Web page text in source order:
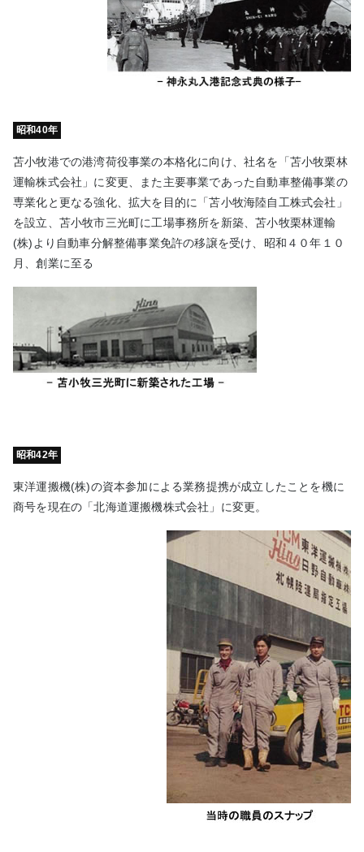
昭和40年
苫小牧港での港湾荷役事業の本格化に向け、社名を「苫小牧栗林
運輸株式会社」に変更、また主要事業であった自動車整備事業の
専業化と更なる強化、拡大を目的に「苫小牧海陸自工株式会社」
を設立、苫小牧市三光町に工場事務所を新築、苫小牧栗林運輸
(株)より自動車分解整備事業免許の移譲を受け、昭和４０年１０
月、創業に至る
昭和42年
東洋運搬機(株)の資本参加による業務提携が成立したことを機に
商号を現在の「北海道運搬機株式会社」に変更。